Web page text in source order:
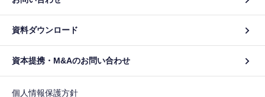
資料ダウンロード
資本提携・M&Aのお問い合わせ
個人情報保護方針